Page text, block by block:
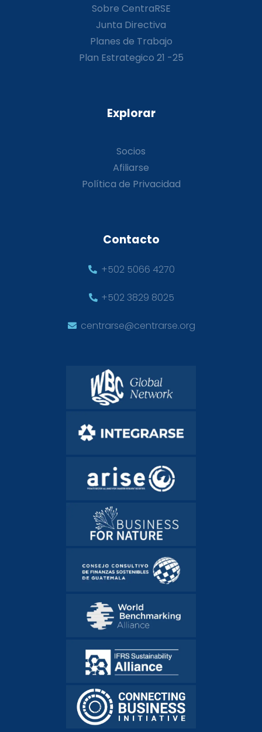
Sobre CentraRSE
Junta Directiva
Planes de Trabajo
Plan Estrategico 21 -25
Explorar
Socios
Afiliarse
Política de Privacidad
Contacto
+502 5066 4270
+502 3829 8025
centrarse@centrarse.org